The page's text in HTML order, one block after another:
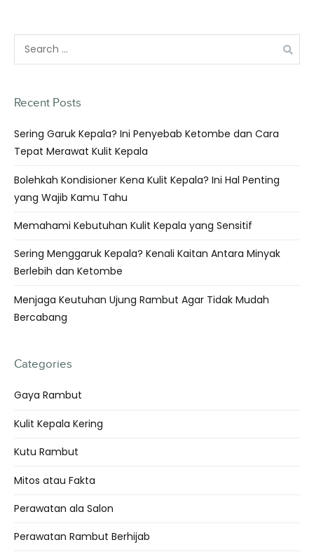
Recent Posts
Sering Garuk Kepala? Ini Penyebab Ketombe dan Cara
Tepat Merawat Kulit Kepala
Bolehkah Kondisioner Kena Kulit Kepala? Ini Hal Penting
yang Wajib Kamu Tahu
Memahami Kebutuhan Kulit Kepala yang Sensitif
Sering Menggaruk Kepala? Kenali Kaitan Antara Minyak
Berlebih dan Ketombe
Menjaga Keutuhan Ujung Rambut Agar Tidak Mudah
Bercabang
Categories
Gaya Rambut
Kulit Kepala Kering
Kutu Rambut
Mitos atau Fakta
Perawatan ala Salon
Perawatan Rambut Berhijab